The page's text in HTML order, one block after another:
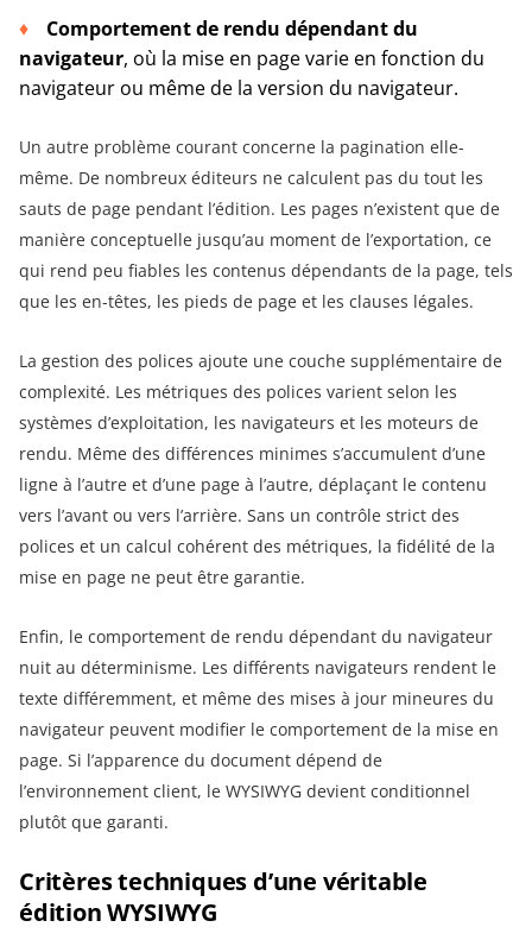
Comportement de rendu dépendant du
navigateur, où la mise en page varie en fonction du
navigateur ou même de la version du navigateur.
Un autre problème courant concerne la pagination elle-
même. De nombreux éditeurs ne calculent pas du tout les
sauts de page pendant l’édition. Les pages n’existent que de
manière conceptuelle jusqu’au moment de l’exportation, ce
qui rend peu fiables les contenus dépendants de la page, tels
que les en-têtes, les pieds de page et les clauses légales.
La gestion des polices ajoute une couche supplémentaire de
complexité. Les métriques des polices varient selon les
systèmes d’exploitation, les navigateurs et les moteurs de
rendu. Même des différences minimes s’accumulent d’une
ligne à l’autre et d’une page à l’autre, déplaçant le contenu
vers l’avant ou vers l’arrière. Sans un contrôle strict des
polices et un calcul cohérent des métriques, la fidélité de la
mise en page ne peut être garantie.
Enfin, le comportement de rendu dépendant du navigateur
nuit au déterminisme. Les différents navigateurs rendent le
texte différemment, et même des mises à jour mineures du
navigateur peuvent modifier le comportement de la mise en
page. Si l’apparence du document dépend de
l’environnement client, le WYSIWYG devient conditionnel
plutôt que garanti.
Critères techniques d’une véritable
édition WYSIWYG